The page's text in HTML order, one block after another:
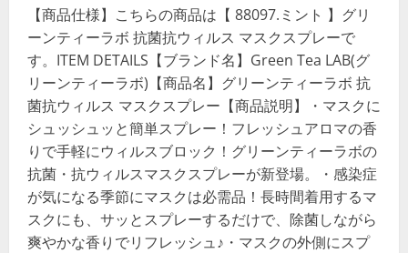
【商品仕様】こちらの商品は【 88097.ミント 】グリ
ーンティーラボ 抗菌抗ウィルス マスクスプレーで
す。ITEM DETAILS【ブランド名】Green Tea LAB(グ
リーンティーラボ)【商品名】グリーンティーラボ 抗
菌抗ウィルス マスクスプレー【商品説明】・マスクに
シュッシュッと簡単スプレー！フレッシュアロマの香
りで手軽にウィルスブロック！グリーンティーラボの
抗菌・抗ウィルスマスクスプレーが新登場。・感染症
が気になる季節にマスクは必需品！長時間着用するマ
スクにも、サッとスプレーするだけで、除菌しながら
爽やかな香りでリフレッシュ♪・マスクの外側にスプ